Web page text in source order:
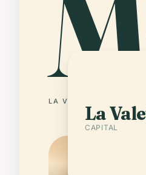
LA VALETA
La
CAPITAL